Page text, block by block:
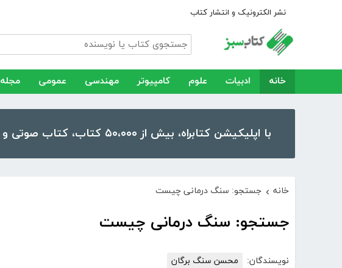
نشر الکترونیک و انتشار کتاب
خانه ادبیات علوم کامپیوتر مهندسی عمومی مجله
با اپلیکیشن کتابراه، بیش از ۵۰،۰۰۰ کتاب، کتاب صوتی و رمان را در موبایل و تبلت خود داشته باشید!
خانه › جستجو: سنگ درمانی چیست
جستجو: سنگ درمانی چیست
نویسندگان: محسن سنگ برگان